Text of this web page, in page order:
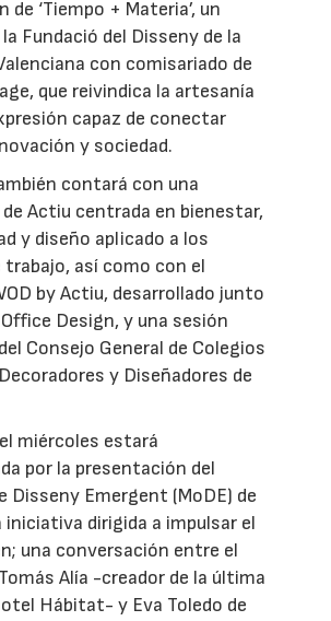
de ‘Tiempo + Materia’, un
Fundació del Disseny de la
con comisariado de
que reivindica la artesanía
capaz de conectar
y sociedad.
contará con una
Actiu centrada en bienestar,
y diseño aplicado a los
así como con el
by Actiu, desarrollado junto
Design, y una sesión
Consejo General de Colegios
y Diseñadores de
miércoles estará
por la presentación del
Disseny Emergent (MoDE) de
iniciativa dirigida a impulsar el
una conversación entre el
Alía -creador de la última
Hábitat- y Eva Toledo de